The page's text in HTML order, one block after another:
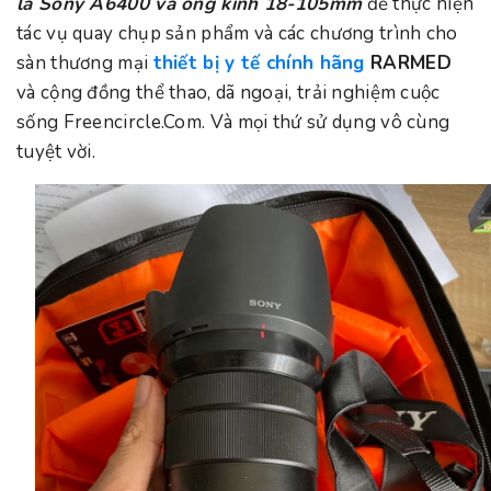
tác vụ quay chụp sản phẩm và các chương trình cho
sàn thương mại thiết bị y tế chính hãng RARMED
và cộng đồng thể thao, dã ngoại, trải nghiệm cuộc
sống Freencircle.Com. Và mọi thứ sử dụng vô cùng
tuyệt vời.